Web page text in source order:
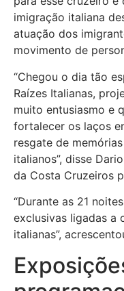
imigração italiana
atuação dos
movimento de
“Chegou o dia tão
Raízes Italianas,
muito entusiasmo e
fortalecer os laços
resgate de
italianos”, disse
da Costa Cruzeiros
“Durante as 21
exclusivas ligadas a
italianas”,